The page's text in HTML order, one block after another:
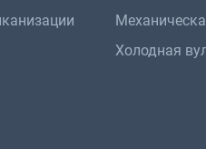
Холодная